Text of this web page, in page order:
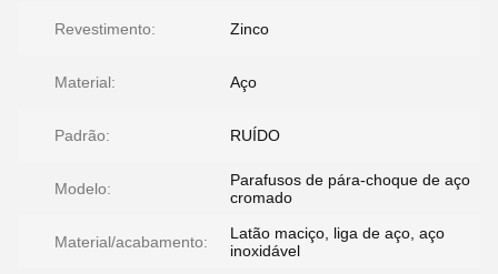
Revestimento: Zinco
Material: Aço
Padrão: RUÍDO
Modelo:
Parafusos de pára-choque de aço
cromado
Material/acabamento:
Latão maciço, liga de aço, aço
inoxidável